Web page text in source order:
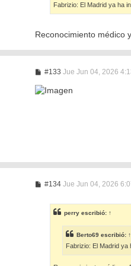
j
e
Fabrizio: El Madrid ya ha
Reconocimiento médico
#133M
n
s
Jue Jun 04, 2026
#134M
s
a
Jue Jun 04, 2026
perry escribió: ↑
Berto69 escribió: ↑
Fabrizio: El Madrid ya